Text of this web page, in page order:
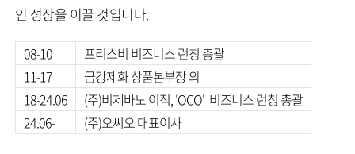
인 성장을 이끌 것입니다.
08-10
프리스비 비즈니스 런칭 총괄
11-17
금강제화 상품본부장 외
18-24.06
(주)비제바노 이직, 'OCO' 비즈니스 런칭 총괄
24.06-
(주)오씨오 대표이사